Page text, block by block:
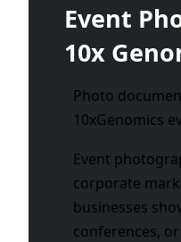
Event
10x
Photo
10xGenomics
Event
corporate
businesses
conferences,